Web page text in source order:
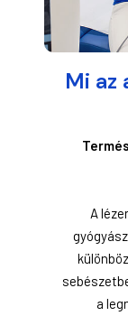
Mi az
A
a